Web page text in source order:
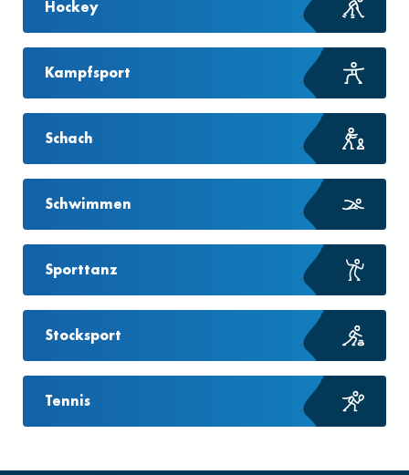
Hockey
Kampfsport
Schach
Schwimmen
Sporttanz
Stocksport
Tennis